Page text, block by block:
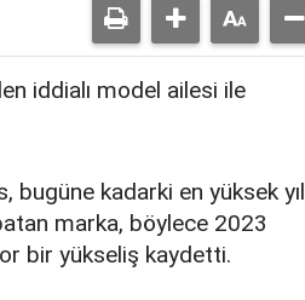
iddialı model ailesi ile
bugüne kadarki en yüksek yıl
marka, böylece 2023
bir yükseliş kaydetti.